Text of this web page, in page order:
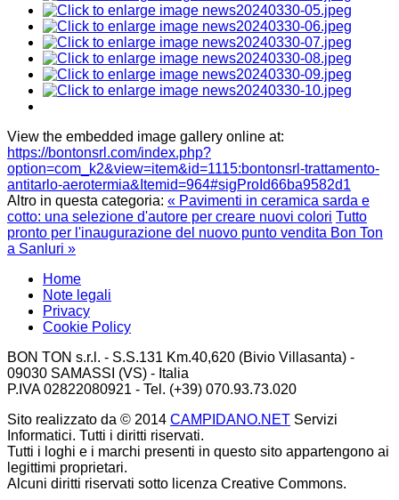
View the embedded image gallery online at:
https://bontonsrl.com/index.php?
option=com_k2&view=item&id=1115:bontonsrl-trattamento-
antitarlo-aerotermia&Itemid=964#sigProId66ba9582d1
Altro in questa categoria: « Pavimenti in ceramica sarda e
cotto: una selezione d'autore per creare nuovi colori Tutto
pronto per l'inaugurazione del nuovo punto vendita Bon Ton
a Sanluri »
Home
Note legali
Privacy
Cookie Policy
BON TON s.r.l. - S.S.131 Km.40,620 (Bivio Villasanta) -
09030 SAMASSI (VS) - Italia
P.IVA 02822080921 - Tel. (+39) 070.93.73.020
Sito realizzato da © 2014 CAMPIDANO.NET Servizi
Informatici. Tutti i diritti riservati.
Tutti i loghi e i marchi presenti in questo sito appartengono ai
legittimi proprietari.
Alcuni diritti riservati sotto licenza Creative Commons.